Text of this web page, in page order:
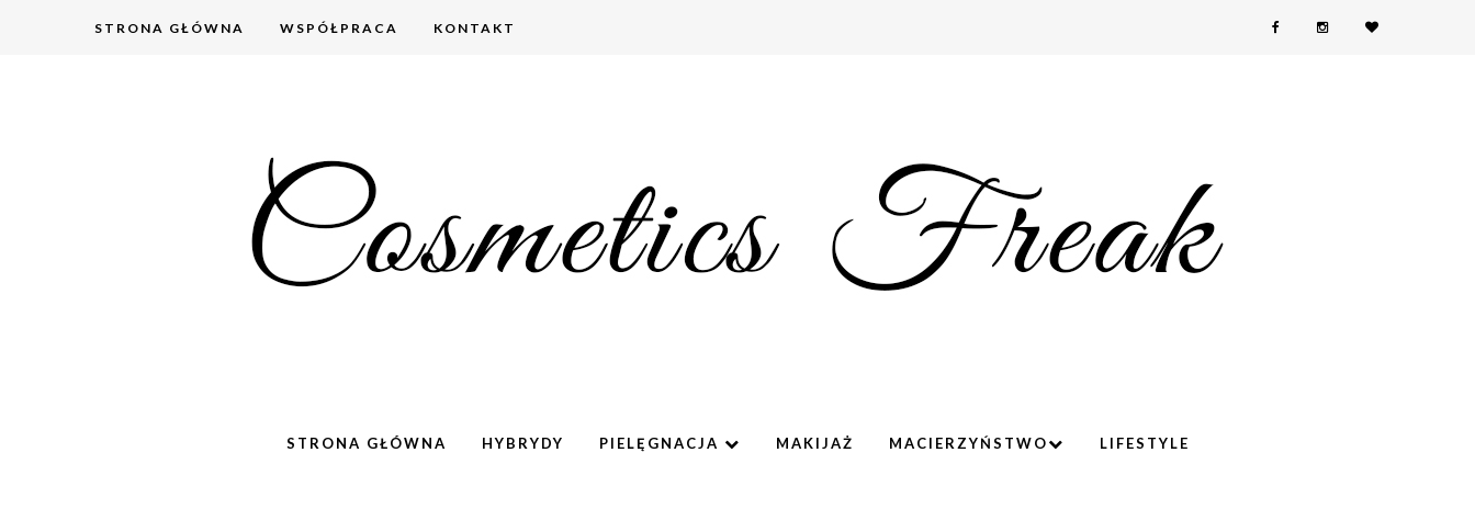
STRONA GŁÓWNA WSPÓŁPRACA KONTAKT
STRONA GŁÓWNA HYBRYDY PIELĘGNACJA MAKIJAŻ MACIERZYŃSTWO LIFESTYLE